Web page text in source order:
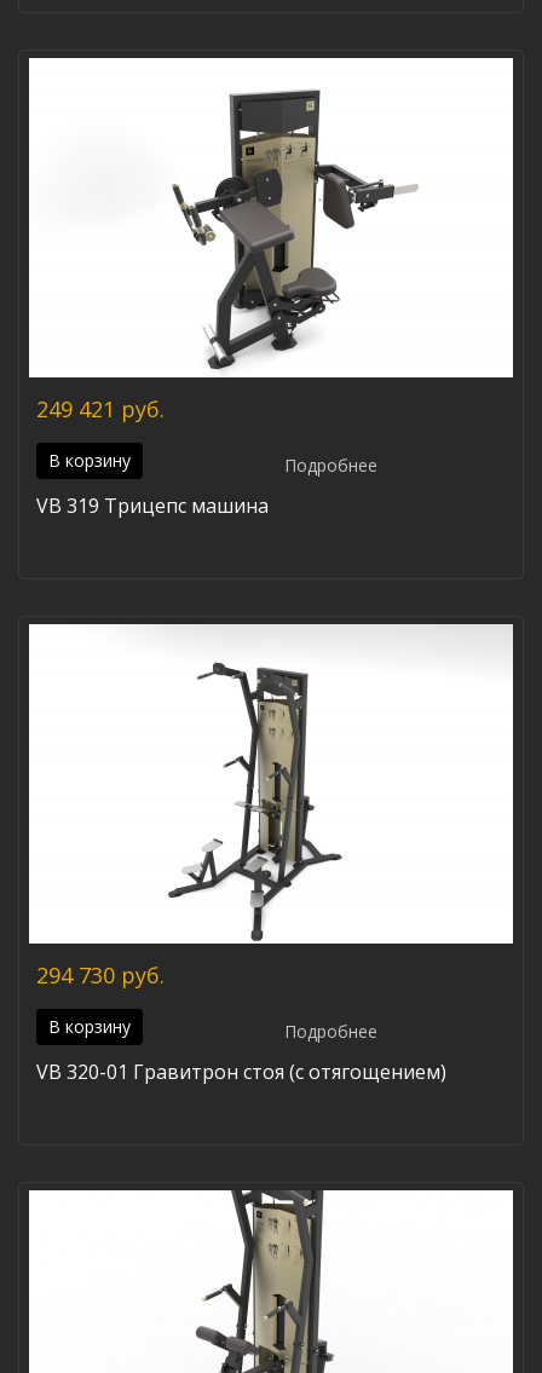
249 421 руб.
В корзину Подробнее
VB 319 Трицепс машина
294 730 руб.
В корзину Подробнее
VB 320-01 Гравитрон стоя (с отягощением)